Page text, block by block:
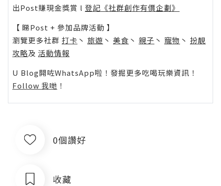
出Post賺現金獎賞 l 登記《社群創作有價企劃》
【 睇Post + 參加品牌活動 】
瀏覽更多社群 打卡 丶 旅遊 丶 美食 丶 親子 丶 寵物 丶 扮靚
攻略及 活動情報
U Blog開咗WhatsApp啦！發掘更多吃喝玩樂資訊！
Follow 我哋 ！
0個讚好
收藏